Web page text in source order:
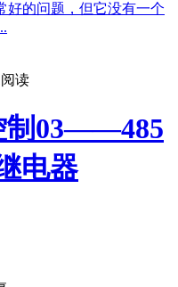
好的问题，但它没有一个
读
制03——485
电器